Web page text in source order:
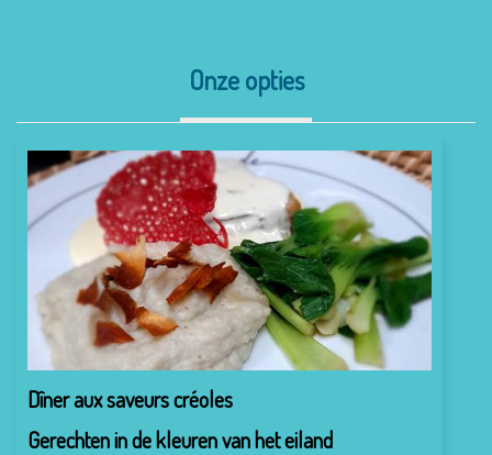
Onze opties
Dîner aux saveurs créoles
Gerechten in de kleuren van het eiland